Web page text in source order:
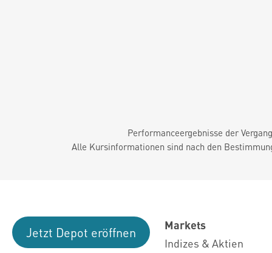
Performanceergebnisse der
Alle Kursinformationen sind nach den
Jetzt Depot eröffnen
Markets
Indizes & Aktien